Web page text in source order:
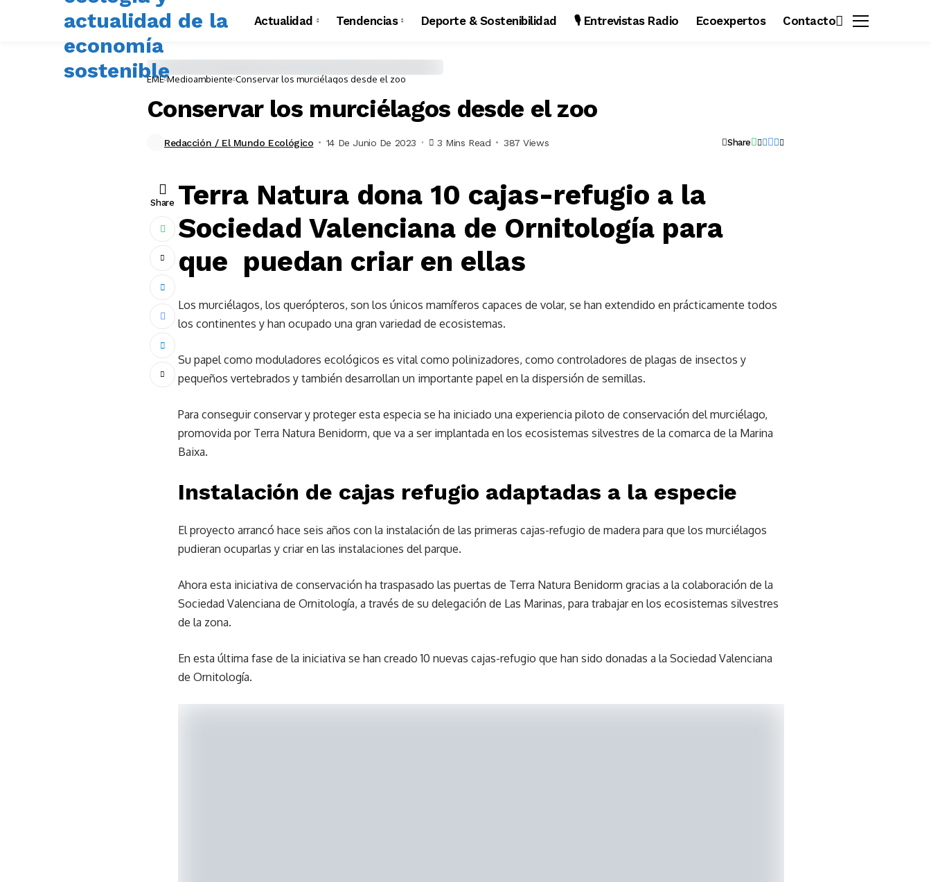
Actualidad Tendencias Deporte & Sostenibilidad 🎙️ Entrevistas Radio Ecoexpertos Contacto
EME Medioambiente Conservar los murciélagos desde el zoo
Conservar los murciélagos desde el zoo
Redacción / El Mundo Ecológico 14 De Junio De 2023 3 Mins Read 387 Views Share
Share Terra Natura dona 10 cajas-refugio a la
Sociedad Valenciana de Ornitología para
que puedan criar en ellas
Los murciélagos, los querópteros, son los únicos mamíferos capaces de volar,​ se han extendido en prácticamente todos
los continentes y han ocupado una gran variedad de ecosistemas.
Su papel como moduladores ecológicos es vital como polinizadores, como controladores de plagas de insectos y
pequeños vertebrados y también desarrollan un importante papel en la dispersión de semillas.
Para conseguir conservar y proteger esta especia se ha iniciado una experiencia piloto de conservación del murciélago,
promovida por Terra Natura Benidorm, que va a ser implantada en los ecosistemas silvestres de la comarca de la Marina
Baixa.
Instalación de cajas refugio adaptadas a la especie
El proyecto arrancó hace seis años con la instalación de las primeras cajas-refugio de madera para que los murciélagos
pudieran ocuparlas y criar en las instalaciones del parque.
Ahora esta iniciativa de conservación ha traspasado las puertas de Terra Natura Benidorm gracias a la colaboración de la
Sociedad Valenciana de Ornitología, a través de su delegación de Las Marinas, para trabajar en los ecosistemas silvestres
de la zona.
En esta última fase de la iniciativa se han creado 10 nuevas cajas-refugio que han sido donadas a la Sociedad Valenciana
de Ornitología.